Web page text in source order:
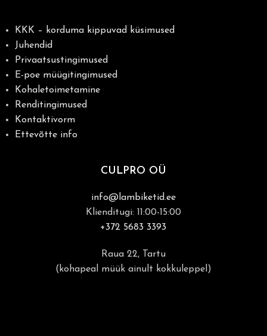
KKK – korduma kippuvad küsimused
Juhendid
Privaatsustingimused
E-poe müügitingimused
Kohaletoimetamine
Renditingimused
Kontaktivorm
Ettevõtte info
CULPRO OÜ
info@lambiketid.ee
Klienditugi: 11:00-15:00
+372 5683 3393
Raua 22, Tartu
(kohapeal müük ainult kokkuleppel)